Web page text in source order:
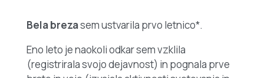
Bela brezasem ustvarila prvo letnico*.
Eno leto je naokoli odkar sem vzklila
(registrirala svojo dejavnost) in pognala prve